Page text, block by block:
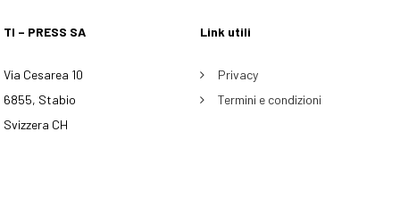
TI – PRESS SA
Via Cesarea 10
6855, Stabio
Svizzera CH
Link utili
Privacy
Termini e condizioni